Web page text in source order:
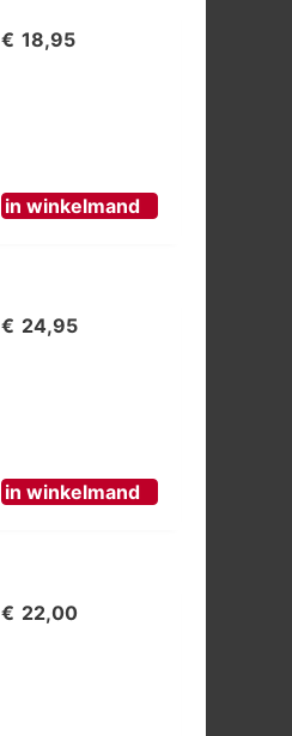
€ 18,95
in winkelmand
€ 24,95
in winkelmand
€ 22,00